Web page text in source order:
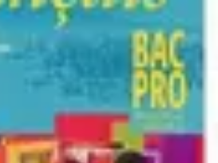
serrurierRecherche de
Sécurité